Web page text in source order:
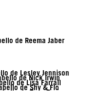
de Reema Jaber
de Lesley Jennison
de Nick Irwin
de Lisa Farrall
de Shy & Flo
de Tony Tsai